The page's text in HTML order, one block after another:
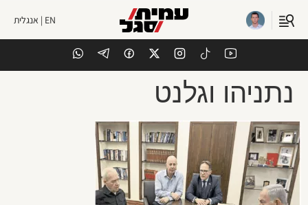
EN | אנגלית
נתניהו וגלנט